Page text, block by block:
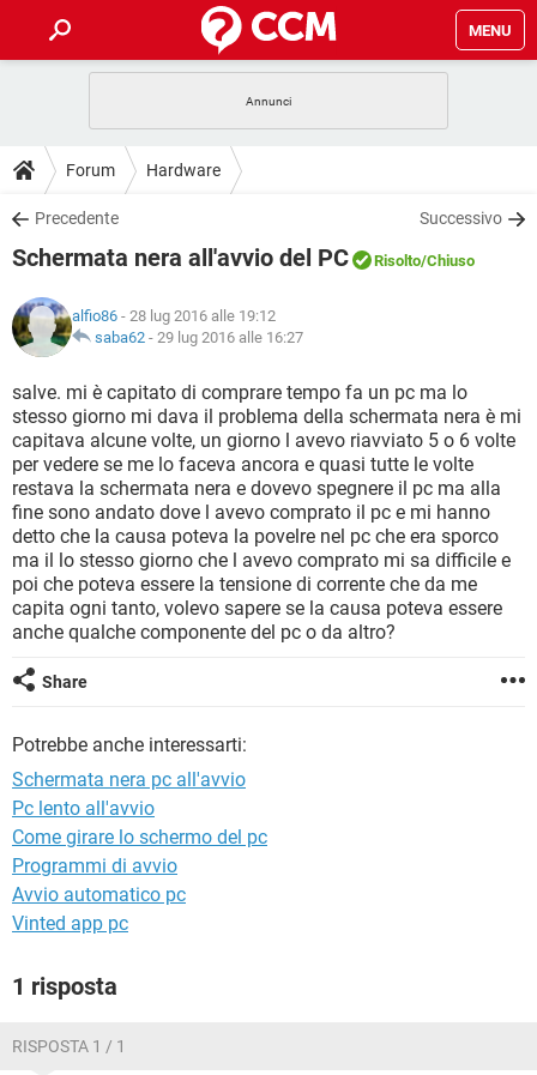
MENU
INTRATTENIMENTO
iOS
INSTAGRAM WHATSAPP
TIKTOK
HARDWARE
GUIDE
COVID-19
INSTAGRAM
TIKTOK
HARDWARE
DOWNLOAD
COVID-19 GAMING
INTRATTENIMENTO
iOS WINDOWS 10
INSTAGRAM WHATSAPP
TIKTOK FACEBOOK
HARDWARE
COVID-19
INTRATTENIMENTO
iOS WINDOWS 10
INSTAGRAM WHATSAPP
TIKTOK FACEBOOK
HARDWARE
GLOSSARIO
COVID-19
INTRATTENIMENTO ANDROID
iOS WINDOWS 10
WHATSAPP
TIKTOK FACEBOOK
HARDWARE
Forum Hardware
Precedente Successivo
Schermata nera all'avvio del PC Risolto/Chiuso
alfio86 - 28 lug 2016 alle 19:12
saba62 - 29 lug 2016 alle 16:27
salve. mi è capitato di comprare tempo fa un pc ma lo
stesso giorno mi dava il problema della schermata nera è mi
capitava alcune volte, un giorno l avevo riavviato 5 o 6 volte
per vedere se me lo faceva ancora e quasi tutte le volte
restava la schermata nera e dovevo spegnere il pc ma alla
fine sono andato dove l avevo comprato il pc e mi hanno
detto che la causa poteva la povelre nel pc che era sporco
ma il lo stesso giorno che l avevo comprato mi sa difficile e
poi che poteva essere la tensione di corrente che da me
capita ogni tanto, volevo sapere se la causa poteva essere
anche qualche componente del pc o da altro?
Share
Potrebbe anche interessarti:
Schermata nera pc all'avvio
Pc lento all'avvio
Come girare lo schermo del pc
Programmi di avvio
Avvio automatico pc
Vinted app pc
1 risposta
RISPOSTA 1 / 1